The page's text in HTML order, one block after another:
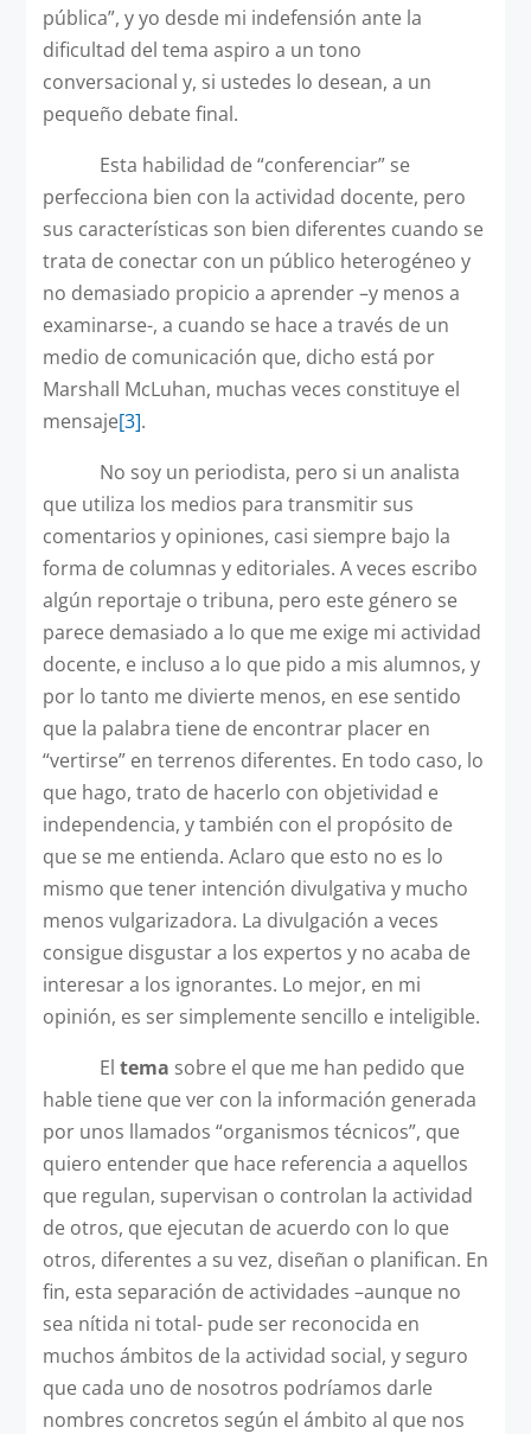
pública”, y yo desde mi indefensión ante la
dificultad del tema aspiro a un tono
conversacional y, si ustedes lo desean, a un
pequeño debate final.
Esta habilidad de “conferenciar” se
perfecciona bien con la actividad docente, pero
sus características son bien diferentes cuando se
trata de conectar con un público heterogéneo y
no demasiado propicio a aprender –y menos a
examinarse-, a cuando se hace a través de un
medio de comunicación que, dicho está por
Marshall McLuhan, muchas veces constituye el
mensaje[3].
No soy un periodista, pero si un analista
que utiliza los medios para transmitir sus
comentarios y opiniones, casi siempre bajo la
forma de columnas y editoriales. A veces escribo
algún reportaje o tribuna, pero este género se
parece demasiado a lo que me exige mi actividad
docente, e incluso a lo que pido a mis alumnos, y
por lo tanto me divierte menos, en ese sentido
que la palabra tiene de encontrar placer en
“vertirse” en terrenos diferentes. En todo caso, lo
que hago, trato de hacerlo con objetividad e
independencia, y también con el propósito de
que se me entienda. Aclaro que esto no es lo
mismo que tener intención divulgativa y mucho
menos vulgarizadora. La divulgación a veces
consigue disgustar a los expertos y no acaba de
interesar a los ignorantes. Lo mejor, en mi
opinión, es ser simplemente sencillo e inteligible.
El tema sobre el que me han pedido que
hable tiene que ver con la información generada
por unos llamados “organismos técnicos”, que
quiero entender que hace referencia a aquellos
que regulan, supervisan o controlan la actividad
de otros, que ejecutan de acuerdo con lo que
otros, diferentes a su vez, diseñan o planifican. En
fin, esta separación de actividades –aunque no
sea nítida ni total- pude ser reconocida en
muchos ámbitos de la actividad social, y seguro
que cada uno de nosotros podríamos darle
nombres concretos según el ámbito al que nos